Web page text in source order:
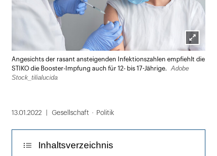
Lightbox
öffnen
Angesichts der rasant ansteigenden Infektionszahlen empfiehlt die
STIKO die Booster-Impfung auch für 12- bis 17-Jährige.
Adobe
Stock_tilialucida
13.01.2022 Gesellschaft Politik
Inhaltsverzeichnis